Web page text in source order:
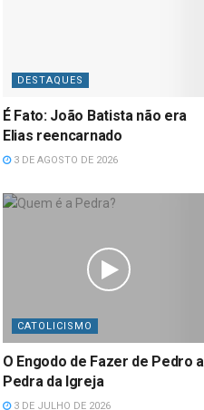
DESTAQUES
É Fato: João Batista não era
Elias reencarnado
3 DE AGOSTO DE 2026
CATOLICISMO
O Engodo de Fazer de Pedro a
Pedra da Igreja
3 DE JULHO DE 2026